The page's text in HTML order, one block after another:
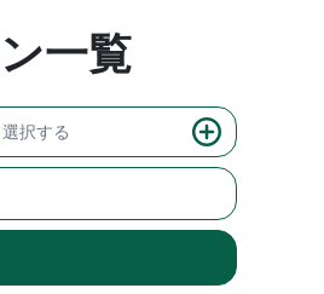
一覧
選択する